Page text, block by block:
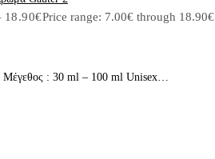
18.90€Price range: 7.00€ through 18.90€
Μέγεθος : 30 ml – 100 ml Unisex…